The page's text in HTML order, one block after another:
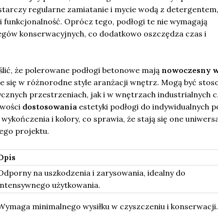
regularne zamiatanie i mycie wodą z
funkcjonalność. Oprócz tego, podłogi te nie wymagają
konserwacyjnych, co dodatkowo oszczędza czas i
że polerowane podłogi betonowe mają nowoczesny
się w różnorodne style aranżacji wnętrz. Mogą być
przestrzeniach, jak i w wnętrzach industrialnych
dostosowania estetyki podłogi do indywidualnych
i kolory, co sprawia, że stają się one
projektu.
na uszkodzenia i zarysowania, idealny do
użytkowania.
minimalnego wysiłku w czyszczeniu i konserwacji.